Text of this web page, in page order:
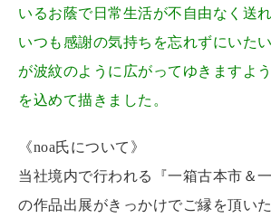
いるお蔭で日常生活が不自由なく送れ
いつも感謝の気持ちを忘れずにいた
が波紋のように広がってゆきますよ
を込めて描きました。
《noa氏について》
当社境内で行われる『一箱古本市＆
の作品出展がきっかけでご縁を頂い